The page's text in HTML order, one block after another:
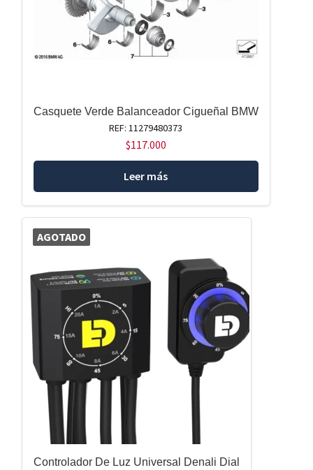
Casquete Verde Balanceador Cigueñal BMW
REF: 11279480373
$117.000
Leer más
AGOTADO
Controlador De Luz Universal Denali Dial